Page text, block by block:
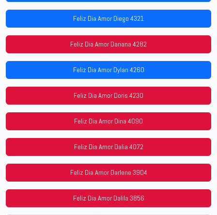
Feliz Dia Amor Diego 4321
Feliz Dia Amor Dariana 4282
Feliz Dia Amor Dylan 4260
Feliz Dia Amor Doris 4230
Feliz Dia Amor Dina 4090
Feliz Dia Amor Dalia 4072
Feliz Dia Amor Darlene 3904
Feliz Dia Amor Dalila 3856